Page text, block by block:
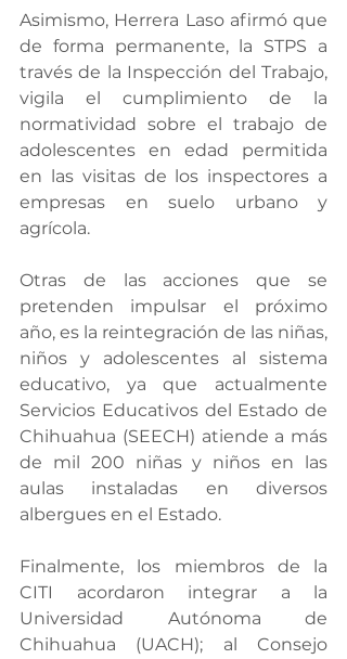
Asimismo, Herrera Laso afirmó que
de forma permanente, la STPS a
través de la Inspección del Trabajo,
vigila el cumplimiento de la
normatividad sobre el trabajo de
adolescentes en edad permitida
en las visitas de los inspectores a
empresas en suelo urbano y
agrícola.
Otras de las acciones que se
pretenden impulsar el próximo
año, es la reintegración de las niñas,
niños y adolescentes al sistema
educativo, ya que actualmente
Servicios Educativos del Estado de
Chihuahua (SEECH) atiende a más
de mil 200 niñas y niños en las
aulas instaladas en diversos
albergues en el Estado.
Finalmente, los miembros de la
CITI acordaron integrar a la
Universidad Autónoma de
Chihuahua (UACH); al Consejo